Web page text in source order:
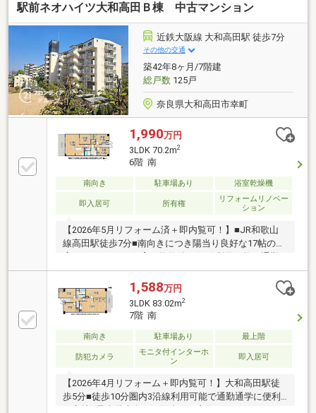
駅前ネオハイツ大和高田Ｂ棟 中古マンション
近鉄大阪線 大和高田駅 徒歩7分
その他の交通
築42年8ヶ月/7階建
総戸数125戸
奈良県大和高田市幸町
1,990万円
3LDK 70.2m2
6階 南
南向き 駐車場あり 浴室乾燥機
即入居可 所有権
リフォームリノベー
ション
【2026年5月リフォーム済＋即内覧可！】■JR和歌山
線高田駅徒歩7分■南向きにつき陽当り良好な17帖の
通学に便利な好立地
1,588万円
3LDK 83.02m2
7階 南
南向き 駐車場あり 最上階
防犯カメラ
モニタ付インターホ
ン
即入居可
【2026年4月リフォーム＋即内覧可！】大和高田駅徒
歩5分■徒歩10分圏内3沿線利用可能で通勤通学に便利